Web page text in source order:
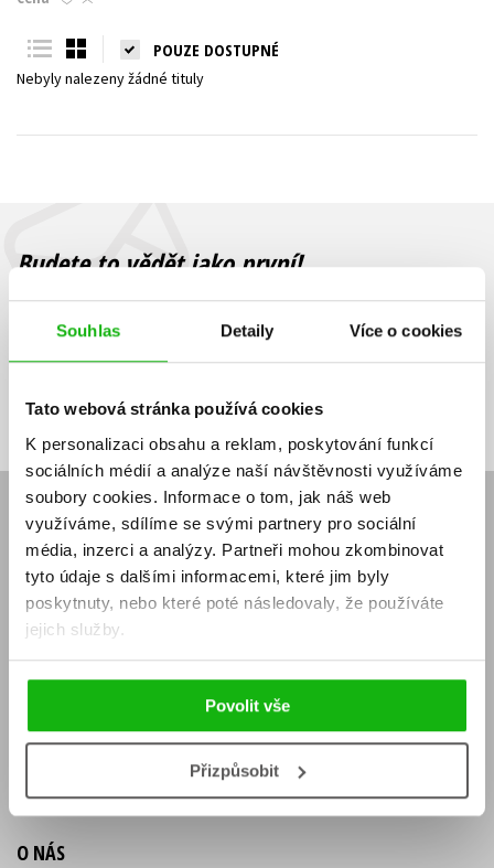
Souhlas Detaily Více o cookies
Tato webová stránka používá cookies
K personalizaci obsahu a reklam, poskytování funkcí
sociálních médií a analýze naší návštěvnosti využíváme
soubory cookies. Informace o tom, jak náš web
využíváme, sdílíme se svými partnery pro sociální
média, inzerci a analýzy. Partneři mohou zkombinovat
tyto údaje s dalšími informacemi, které jim byly
poskytnuty, nebo které poté následovaly, že používáte
jejich služby.
Povolit vše
Přizpůsobit
Young adult (SK)
Všechny tituly
POUZE DOSTUPNÉ
Nebyly nalezeny žádné tituly
Budete to vědět jako první!
Zajímá Vás, jaký knižní hit právě vychází, na jaké zboží je výhodná
sleva, jaká běží soutěž o ceny? Přihlášením k odběru našich e-
souhlasíte se zpracováním osobních údajů
mailová
adresa
mailová
adresa
Vaše e-mailová adresa Přihlásit se
E-SHOP
Aktuality
Naši autoři
Obchodní podmínky
Jak nakoupit
Knižní novinky
Dárkové poukazy
Affiliate program
KONTAKTY
Sídlo společnosti
Kontakty Albatros Media
O NÁS